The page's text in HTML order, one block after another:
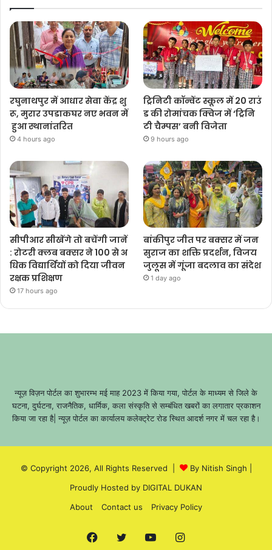
रघुनाथपुर में आधार सेवा केंद्र शु
रू, मुरार उपडाकघर नए भवन में
हुआ स्थानांतरित
4 hours ago
ट्रिनिटी कॉन्वेंट स्कूल में 20 राउं
ड की रोमांचक क्विज में ‘ट्रिनि
टी चैम्पस’ बनी विजेता
9 hours ago
सीपीआर सीखेंगे तो बचेंगी जानें
: रोटरी क्लब बक्सर ने 100 से अ
धिक विद्यार्थियों को दिया जीवन
रक्षक प्रशिक्षण
17 hours ago
बांकीपुर जीत पर बक्सर में जन
सुराज का शक्ति प्रदर्शन, विजय
जुलूस में गूंजा बदलाव का संदेश
1 day ago
न्यूज़ विज़न पोर्टल का शुभारम्भ मई माह 2023 में किया गया, पोर्टल के माध्यम से जिले के
घटना, दुर्घटना, राजनैतिक, धार्मिक, कला संस्कृति से सम्बंधित खबरों का लगातार प्रकाशन
किया जा रहा है| न्यूज़ पोर्टल का कार्यालय कलेक्ट्रेट रोड स्थित आदर्श नगर में चल रहा है।
© Copyright 2026, All Rights Reserved | By Nitish Singh
Proudly Hosted by DIGITAL DUKAN
About
Contact us Privacy Policy
Facebook
Twitter YouTubeInstagram